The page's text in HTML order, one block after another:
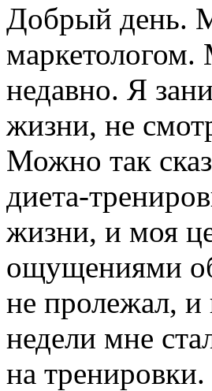
Добрый день.
маркетологом.
недавно. Я
жизни, не
Можно так
диета-
жизни, и моя
ощущениями
не пролежал, и
недели мне
на тренировки.